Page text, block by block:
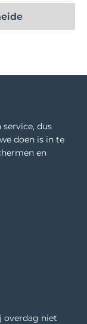
dus
doen is in te
en
overdag niet